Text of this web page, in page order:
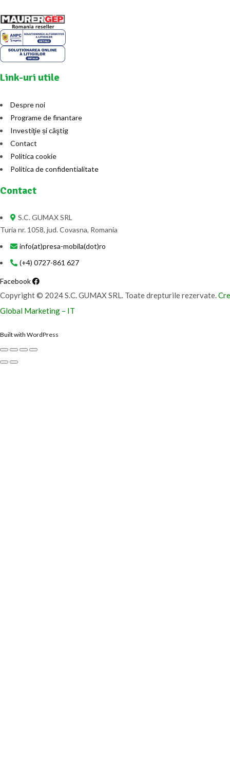
Link-uri utile
Despre noi
Programe de finantare
Investiţie și câştig
Contact
Politica cookie
Politica de confidentialitate
Contact
S.C. GUMAX SRL
Turia nr. 1058, jud. Covasna, Romania
info(at)presa-mobila(dot)ro
(+4) 0727-861 627
Facebook
Copyright © 2024 S.C. GUMAX SRL. Toate drepturile rezervate.
Global Marketing – IT
Built with WordPress